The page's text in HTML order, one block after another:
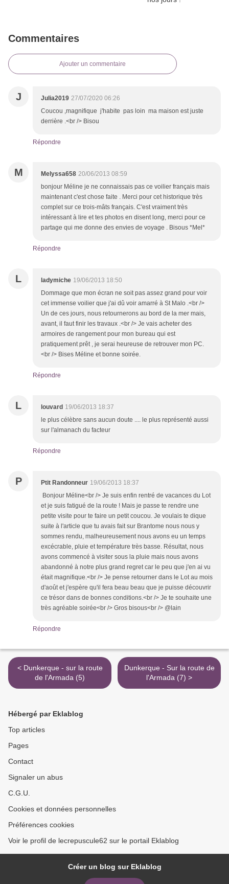
Commentaires
Ajouter un commentaire
J Julia2019 27/07/2020 06:26
Coucou ,magnifique j'habite pas loin ma maison est juste
derrière .<br /> Bisou
Répondre
M Melyssa658 20/06/2013 08:59
bonjour Méline je ne connaissais pas ce voilier français mais
maintenant c'est chose faite . Merci pour cet historique très
complet sur ce trois-mâts français. C'est vraiment très
intéressant à lire et tes photos en disent long, merci pour ce
partage qui me donne des envies de voyage . Bisous *Mel*
Répondre
L ladymiche 19/06/2013 18:50
Dommage que mon écran ne soit pas assez grand pour voir
cet immense voilier que j'ai dû voir amarré à St Malo .<br />
Un de ces jours, nous retournerons au bord de la mer mais,
avant, il faut finir les travaux .<br /> Je vais acheter des
armoires de rangement pour mon bureau qui est
pratiquement prêt , je serai heureuse de retrouver mon PC.
<br /> Bises Méline et bonne soirée.
Répondre
L louvard 19/06/2013 18:37
le plus célèbre sans aucun doute .... le plus représenté aussi
sur l'almanach du facteur
Répondre
P Ptit Randonneur 19/06/2013 18:37
Bonjour Méline<br /> Je suis enfin rentré de vacances du Lot
et je suis fatigué de la route ! Mais je passe te rendre une
petite visite pour te faire un petit coucou. Je voulais te dique
suite à l'article que tu avais fait sur Brantome nous nous y
sommes rendu, malheureusement nous avons eu un temps
excécrable, pluie et température très basse. Résultat, nous
avons commencé à visiter sous la pluie mais nous avons
abandonné à notre plus grand regret car le peu que j'en ai vu
était magnifique.<br /> Je pense retourner dans le Lot au mois
d'août et j'espère qu'il fera beau beau que je puisse découvrir
ce trésor dans de bonnes conditions.<br /> Je te souhaite une
très agréable soirée<br /> Gros bisous<br /> @lain
Répondre
< Dunkerque - sur la route
de l'Armada (5)
Dunkerque - Sur la route de
l'Armada (7) >
Hébergé par Eklablog
Top articles
Pages
Contact
Signaler un abus
C.G.U.
Cookies et données personnelles
Préférences cookies
Voir le profil de lecrepuscule62 sur le portail Eklablog
Créer un blog sur Eklablog